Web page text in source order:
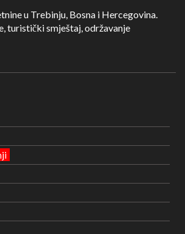
u Trebinju, Bosna i Hercegovina.
turistički smještaj, održavanje